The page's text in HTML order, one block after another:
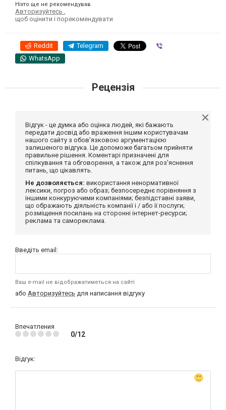
Ніхто ще не рекомендував
Авторизуйтесь
щоб оцінити і порекомендувати
Reddit Telegram
WhatsApp
Рецензія
Відгук - це думка або оцінка людей, які бажають
передати досвід або враження іншим користувачам
нашого сайту з обов'язковою аргументацією
залишеного відгука. Це допоможе багатьом прийняти
правильне рішення. Коментарі призначені для
спілкування та обговорення, а також для роз'яснення
питань, що цікавлять.
Не дозволяється: використання ненормативної
лексики, погроз або образ; безпосереднє порівняння з
іншими конкуруючими компаніями; безпідставні заяви,
що ображають діяльність компанії і / або її послуги;
розміщення посилань на сторонні інтернет-ресурси;
реклама та самореклама.
Введіть email:
Ваш e-mail не відображатиметься на сайті
або Авторизуйтесь для написання відгуку
Впечатления
0/12
Відгук: